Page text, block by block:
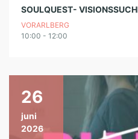
VORARLBERG
10:00 - 12:00
26
juni
2026